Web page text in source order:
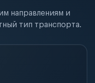
направлениям и
тип транспорта.